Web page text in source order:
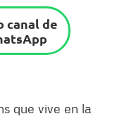
canal de
que vive en la